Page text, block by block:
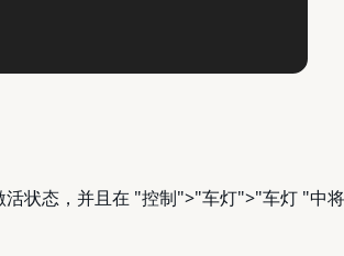
活状态，并且在 "控制">"车灯">"车灯 "中